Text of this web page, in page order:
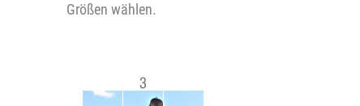
Größen wählen.